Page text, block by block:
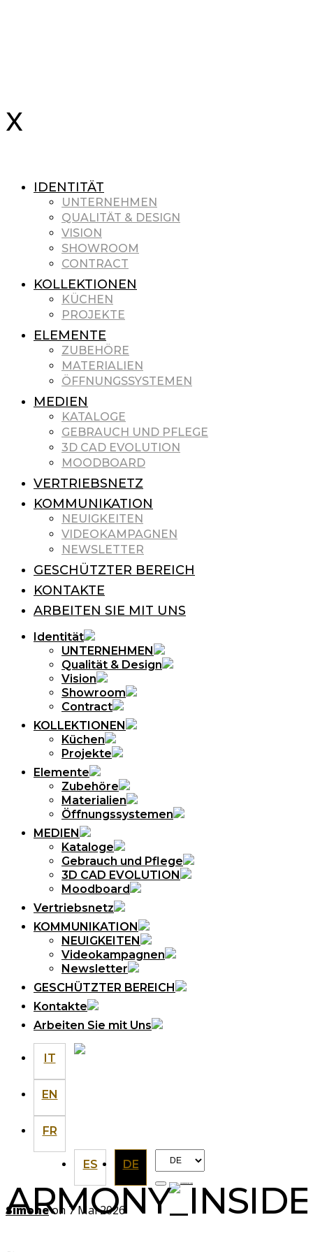
IDENTITÄT
UNTERNEHMEN
QUALITÄT & DESIGN
VISION
SHOWROOM
CONTRACT
KOLLEKTIONEN
KÜCHEN
PROJEKTE
ELEMENTE
ZUBEHÖRE
MATERIALIEN
ÖFFNUNGSSYSTEMEN
MEDIEN
KATALOGE
GEBRAUCH UND PFLEGE
3D CAD EVOLUTION
MOODBOARD
VERTRIEBSNETZ
KOMMUNIKATION
NEUIGKEITEN
VIDEOKAMPAGNEN
NEWSLETTER
GESCHÜTZTER BEREICH
KONTAKTE
ARBEITEN SIE MIT UNS
Identität
UNTERNEHMEN
Qualität & Design
Vision
Showroom
Contract
KOLLEKTIONEN
Küchen
Projekte
Elemente
Zubehöre
Materialien
Öffnungssystemen
MEDIEN
Kataloge
Gebrauch und Pflege
3D CAD EVOLUTION
Moodboard
Vertriebsnetz
KOMMUNIKATION
NEUIGKEITEN
Videokampagnen
Newsletter
GESCHÜTZTER BEREICH
Kontakte
Arbeiten Sie mit Uns
IT
EN
FR
ES DE
Choose
a
language
Simoneon 7 Mai 2026